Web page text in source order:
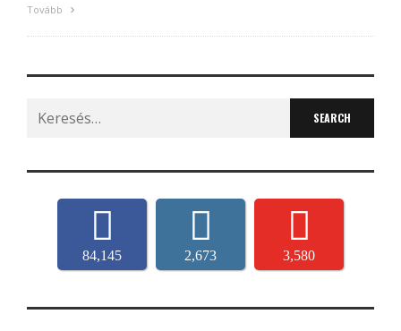
Tovább
Search
for:
84,145 2,673 3,580